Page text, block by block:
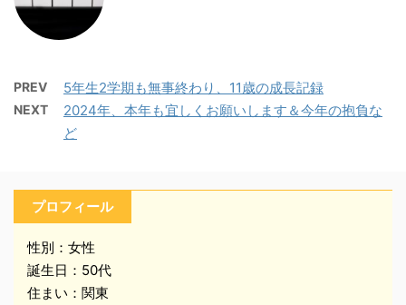
PREV 5年生2学期も無事終わり、11歳の成長記録
NEXT
2024年、本年も宜しくお願いします＆今年の抱負な
ど
プロフィール
性別：女性
誕生日：50代
住まい：関東